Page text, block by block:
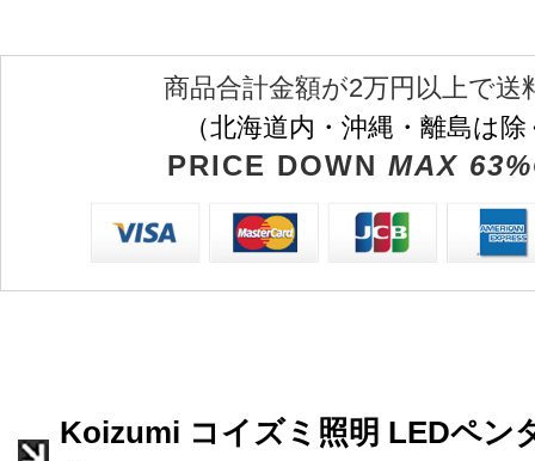
商品合計金額が2万円以上で送
（北海道内・沖縄・離島は
PRICE DOWN MAX
Koizumi コイズミ照明 LEDペン